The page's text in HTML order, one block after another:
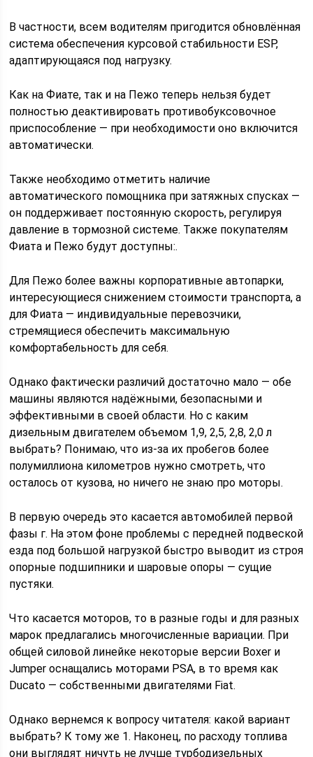
В частности, всем водителям пригодится обновлённая
система обеспечения курсовой стабильности ESP,
адаптирующаяся под нагрузку.
Как на Фиате, так и на Пежо теперь нельзя будет
полностью деактивировать противобуксовочное
приспособление — при необходимости оно включится
автоматически.
Также необходимо отметить наличие
автоматического помощника при затяжных спусках —
он поддерживает постоянную скорость, регулируя
давление в тормозной системе. Также покупателям
Фиата и Пежо будут доступны:.
Для Пежо более важны корпоративные автопарки,
интересующиеся снижением стоимости транспорта, а
для Фиата — индивидуальные перевозчики,
стремящиеся обеспечить максимальную
комфортабельность для себя.
Однако фактически различий достаточно мало — обе
машины являются надёжными, безопасными и
эффективными в своей области. Но с каким
дизельным двигателем объемом 1,9, 2,5, 2,8, 2,0 л
выбрать? Понимаю, что из-за их пробегов более
полумиллиона километров нужно смотреть, что
осталось от кузова, но ничего не знаю про моторы.
В первую очередь это касается автомобилей первой
фазы г. На этом фоне проблемы с передней подвеской
езда под большой нагрузкой быстро выводит из строя
опорные подшипники и шаровые опоры — сущие
пустяки.
Что касается моторов, то в разные годы и для разных
марок предлагались многочисленные вариации. При
общей силовой линейке некоторые версии Boxer и
Jumper оснащались моторами PSA, в то время как
Ducato — собственными двигателями Fiat.
Однако вернемся к вопросу читателя: какой вариант
выбрать? К тому же 1. Наконец, по расходу топлива
они выглядят ничуть не лучше турбодизельных